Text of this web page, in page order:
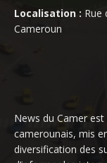
Localisation : Rue
Cameroun
News du Camer
camerounais, mis
diversification des